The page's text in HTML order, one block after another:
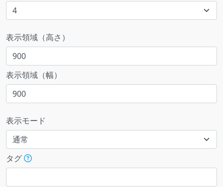
表示領域（高さ）
表示領域（幅）
表示モード
タグ